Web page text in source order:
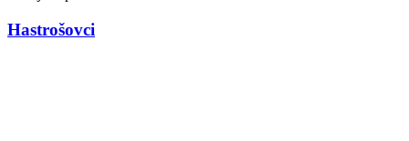
Hastrošovci